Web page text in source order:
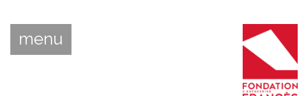
menu